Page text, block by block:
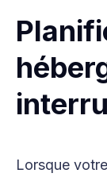
Lorsque